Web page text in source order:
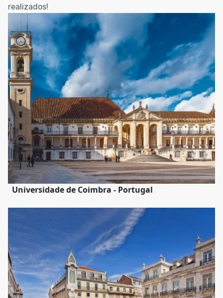
realizados!
Universidade de Coimbra - Portugal